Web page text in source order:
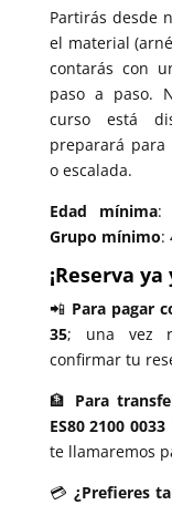
Partirás desde
el material
contarás con
paso a paso.
curso está
preparará
o escalada.
Edad mínima:
Grupo mínimo:
¡Reserva
📲 Para pagar
35; una vez
confirmar tu
🏦 Para
ES80 2100
te llamaremos
💳 ¿Prefieres